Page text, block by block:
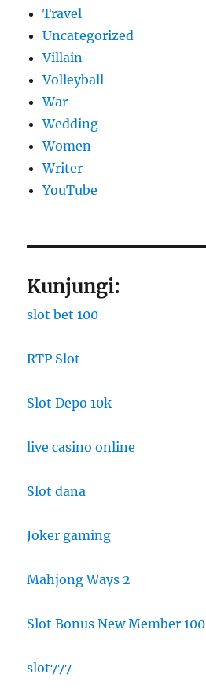
Travel
Uncategorized
Villain
Volleyball
War
Wedding
Women
Writer
YouTube
Kunjungi:
slot bet 100
RTP Slot
Slot Depo 10k
live casino online
Slot dana
Joker gaming
Mahjong Ways 2
Slot Bonus New Member 100
slot777